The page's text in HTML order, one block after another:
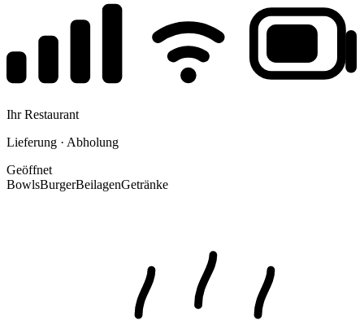
Ihr Restaurant
Lieferung · Abholung
Geöffnet
BowlsBurgerBeilagenGetränke